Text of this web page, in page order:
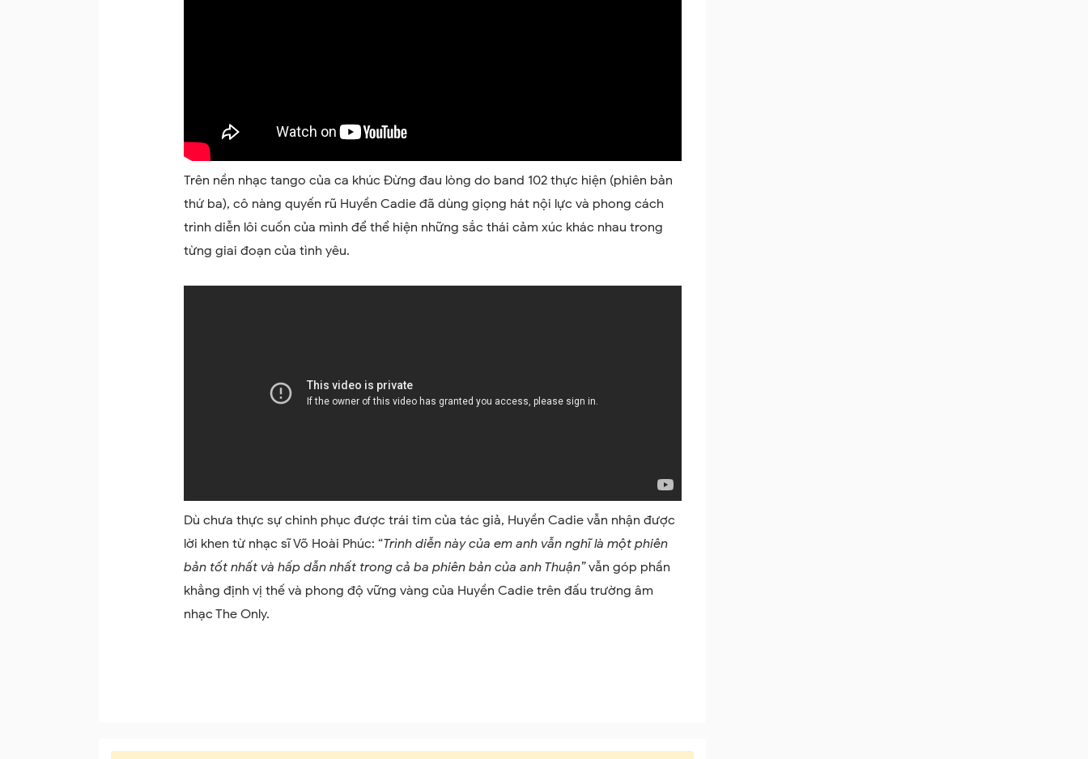
Trên nền nhạc tango của ca khúc Đừng đau lòng do band 102 thực hiện (phiên bản
thứ ba), cô nàng quyến rũ Huyền Cadie đã dùng giọng hát nội lực và phong cách
trình diễn lôi cuốn của mình để thể hiện những sắc thái cảm xúc khác nhau trong
từng giai đoạn của tình yêu.
Dù chưa thực sự chinh phục được trái tim của tác giả, Huyền Cadie vẫn nhận được
lời khen từ nhạc sĩ Võ Hoài Phúc: “Trình diễn này của em anh vẫn nghĩ là một phiên
bản tốt nhất và hấp dẫn nhất trong cả ba phiên bản của anh Thuận”vẫn góp phần
khẳng định vị thế và phong độ vững vàng của Huyền Cadie trên đấu trường âm
nhạc The Only.